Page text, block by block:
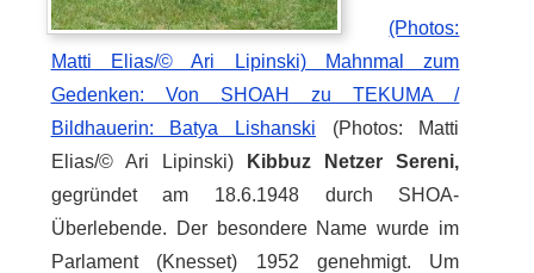
(Photos:
Matti Elias/© Ari Lipinski) Mahnmal zum
Gedenken: Von SHOAH zu TEKUMA /
Bildhauerin: Batya Lishanski (Photos: Matti
Elias/© Ari Lipinski)
Kibbuz Netzer Sereni,
gegründet am 18.6.1948 durch SHOA-
Überlebende. Der besondere Name wurde im
Parlament (Knesset) 1952 genehmigt. Um